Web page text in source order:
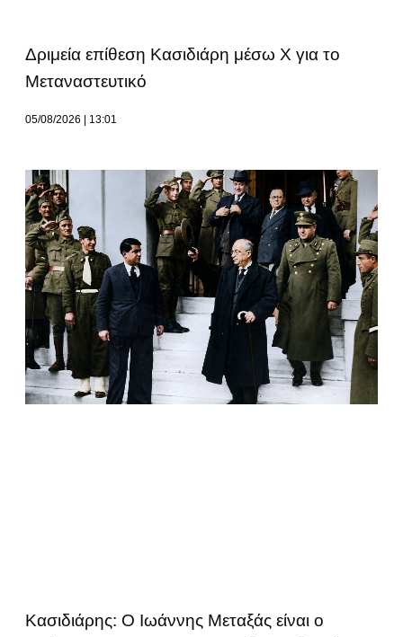
Δριμεία επίθεση Κασιδιάρη μέσω Χ για το
Μεταναστευτικό
05/08/2026 13:01
Κασιδιάρης: Ο Ιωάννης Μεταξάς είναι ο